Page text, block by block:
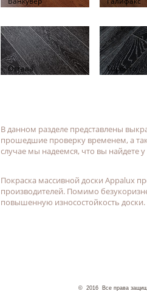
Оттава Торонто
В данном разделе представлены
прошедшие проверку временем, а
случае мы надеемся, что вы найдете
Покраска массивной доски Appalux
производителей. Помимо
повышенную износостойкость доски.
© 2016 Все права